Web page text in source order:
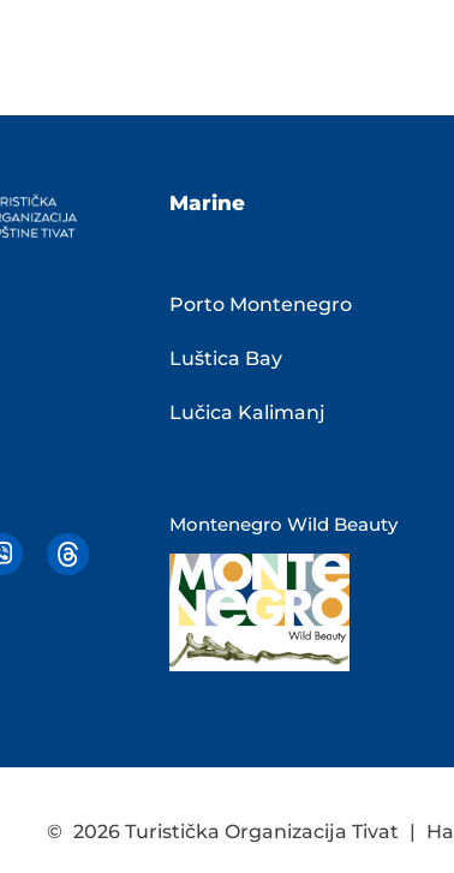
Marine
Porto Montenegro
Luštica Bay
Lučica Kalimanj
Montenegro Wild Beauty
© 2026 Turistička Organizacija Tivat